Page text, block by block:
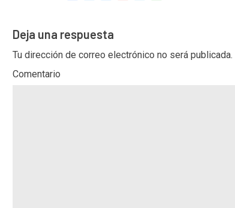
Deja una respuesta
Tu dirección de correo electrónico no será publicada.
Comentario